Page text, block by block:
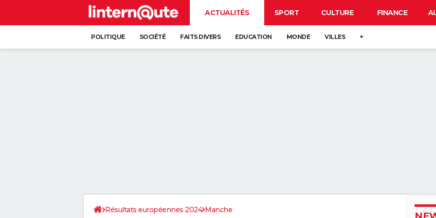
ACTUALITÉS SPORT CULTURE FINANCE
POLITIQUE SOCIÉTÉ FAITS DIVERS EDUCATION MONDE VILLES +
Résultats européennes 2024 Manche